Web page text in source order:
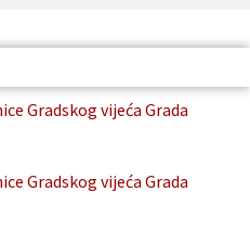
Gradskog vijeća Grada
Gradskog vijeća Grada